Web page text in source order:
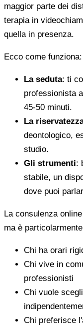
maggior parte dei
terapia in
quella in presenza.
Ecco come funziona:
La seduta: ti
professionista
45-50 minuti.
La
deontologico,
studio.
Gli strumenti:
stabile, un
dove puoi
La consulenza
ma è
Chi ha orari
Chi vive in
professionisti
Chi vuole
Chi preferisce